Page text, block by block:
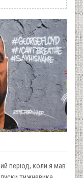
період, коли я мав